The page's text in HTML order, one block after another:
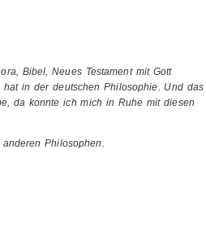
Bibel, Neues Testament mit Gott
in der deutschen Philosophie. Und das
da konnte ich mich in Ruhe mit diesen
Philosophen.